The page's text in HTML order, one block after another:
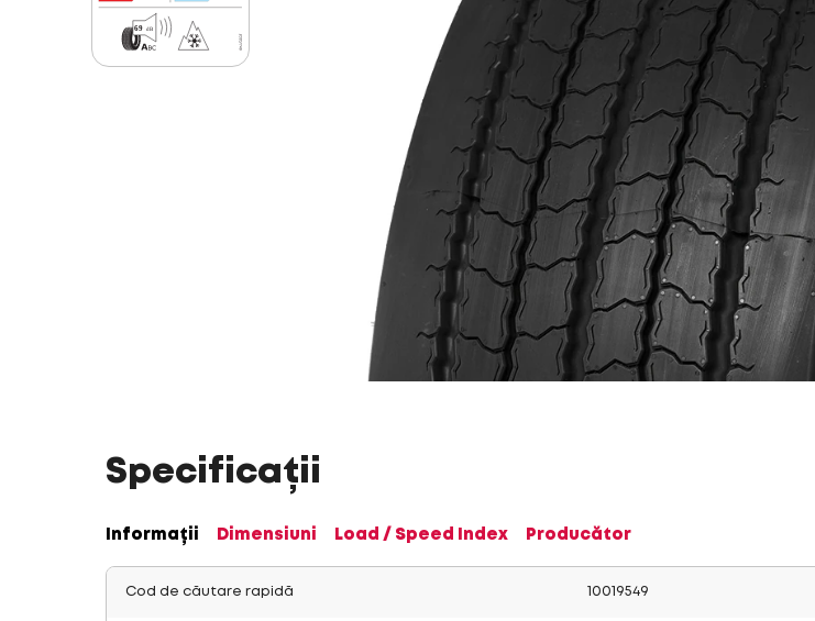
Specificații
Informații Dimensiuni Load / Speed Index Producător
Cod de căutare rapidă 10019549